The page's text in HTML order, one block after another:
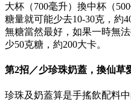
大杯（700毫升）換中杯（
糖量就可能少去10-30克，約
無糖當然最好，如果一時無
少50克糖，約200大卡。
第2招／少珍珠奶蓋，換仙草
珍珠及奶蓋算是手搖飲配料